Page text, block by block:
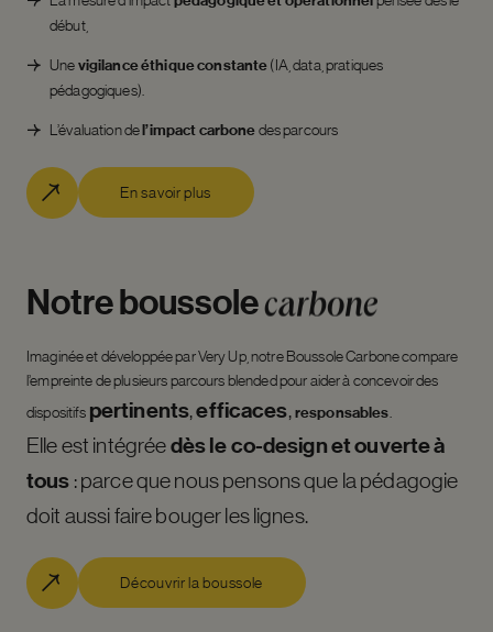
début,
Unevigilance éthique constante(IA, data, pratiques
pédagogiques).
L’évaluation del’impact carbonedes parcours
En savoir plus
Notreboussolecarbone
Imaginée et développée par Very Up, notre Boussole Carbone compare
l’empreinte de plusieurs parcours blended pour aider à concevoir des
dispositifs pertinents,efficaces,responsables
Elle est intégréedès le co-design et ouverte à
tous : parce que nous pensons que la pédagogie
doit aussi faire bouger les lignes.
Découvrir la boussole